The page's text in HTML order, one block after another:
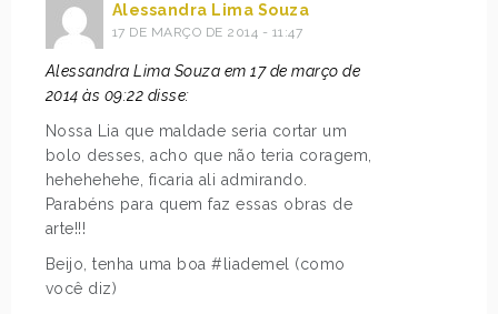
Alessandra Lima Souza
17 DE MARÇO DE 2014 - 11:47
Alessandra Lima Souza em 17 de março de
2014 às 09:22 disse:
Nossa Lia que maldade seria cortar um
bolo desses, acho que não teria coragem,
hehehehehe, ficaria ali admirando.
Parabéns para quem faz essas obras de
arte!!!
Beijo, tenha uma boa #liademel (como
você diz)